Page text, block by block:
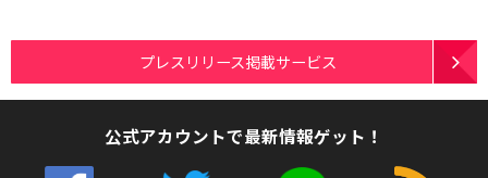
プレスリリース掲載サービス
公式アカウントで最新情報ゲット！